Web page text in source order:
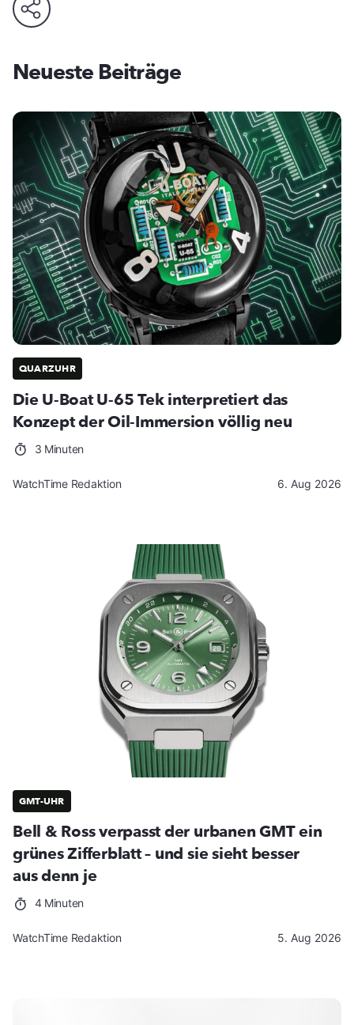
Neueste Beiträge
QUARZUHR
Die U-Boat U-65 Tek interpretiert das
Konzept der Oil-Immersion völlig neu
3 Minuten
WatchTime Redaktion 6. Aug 2026
GMT-UHR
Bell & Ross verpasst der urbanen GMT ein
grünes Zifferblatt – und sie sieht besser
aus denn je
4 Minuten
WatchTime Redaktion 5. Aug 2026